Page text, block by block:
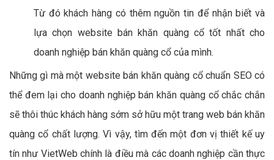
Từ đó khách hàng có thêm nguồn tin để nhận biết và
lựa chọn website bán khăn quàng cổ tốt nhất cho
doanh nghiệp bán khăn quàng cổ của mình.
Những gì mà một website bán khăn quàng cổ chuẩn SEO có
thể đem lại cho doanh nghiệp bán khăn quàng cổ chắc chắn
sẽ thôi thúc khách hàng sớm sở hữu một trang web bán khăn
quàng cổ chất lượng. Vì vậy, tìm đến một đơn vị thiết kế uy
tín như VietWeb chính là điều mà các doanh nghiệp cần thực